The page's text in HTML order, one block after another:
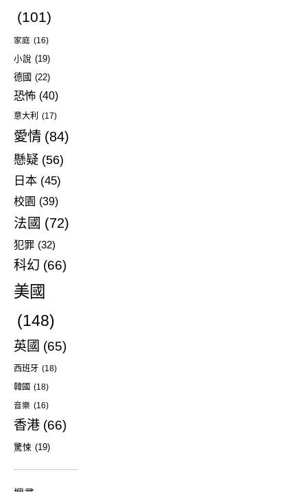
(101)
家庭 (16)
小說 (19)
德國 (22)
恐怖 (40)
意大利 (17)
愛情 (84)
懸疑 (56)
日本 (45)
校園 (39)
法國 (72)
犯罪 (32)
科幻 (66)
美國
(148)
英國 (65)
西班牙 (18)
韓國 (18)
音樂 (16)
香港 (66)
驚悚 (19)